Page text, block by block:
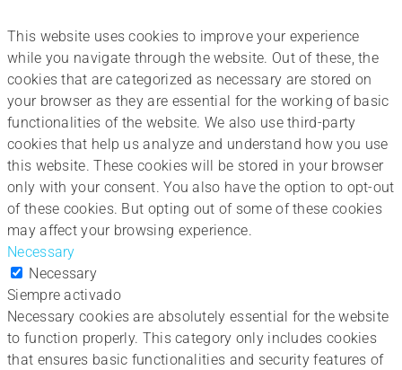
This website uses cookies to improve your experience
while you navigate through the website. Out of these, the
cookies that are categorized as necessary are stored on
your browser as they are essential for the working of basic
functionalities of the website. We also use third-party
cookies that help us analyze and understand how you use
this website. These cookies will be stored in your browser
only with your consent. You also have the option to opt-out
of these cookies. But opting out of some of these cookies
may affect your browsing experience.
Necessary
Necessary
Siempre activado
Necessary cookies are absolutely essential for the website
to function properly. This category only includes cookies
that ensures basic functionalities and security features of